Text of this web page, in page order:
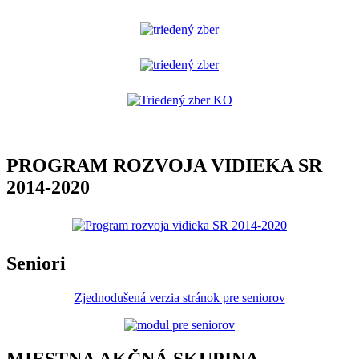
PROGRAM ROZVOJA VIDIEKA SR
2014-2020
Seniori
Zjednodušená verzia stránok pre seniorov